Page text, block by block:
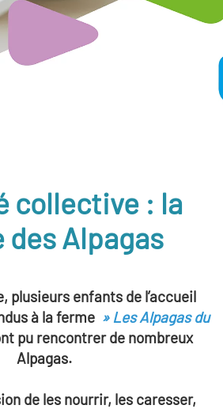
collective : la
des Alpagas
plusieurs enfants de l’accueil
à la ferme » Les Alpagas du
pu rencontrer de nombreux
Alpagas.
de les nourrir, les caresser,